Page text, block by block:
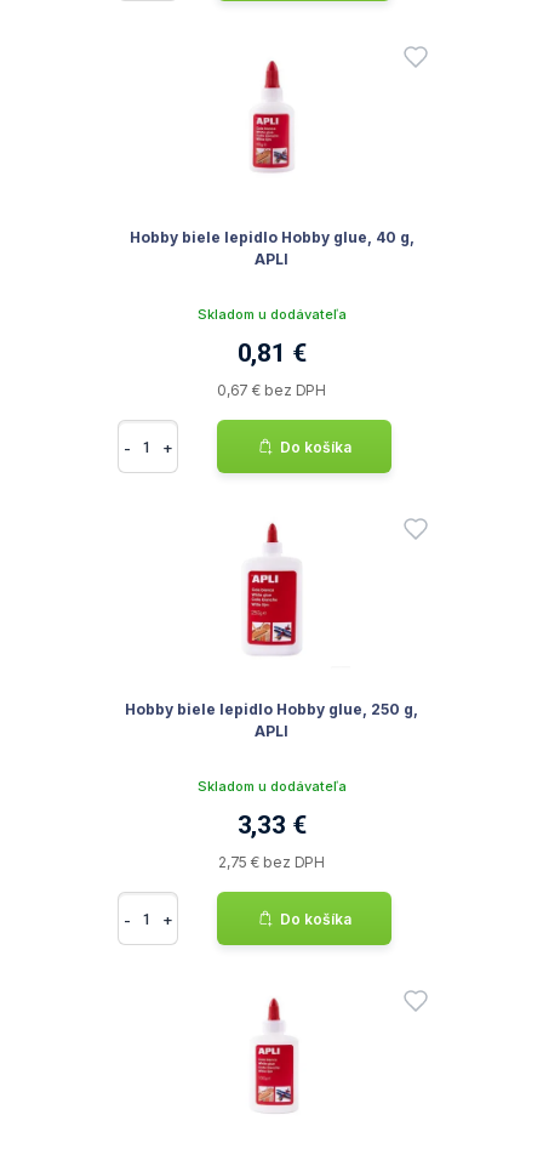
Hobby biele lepidlo Hobby glue, 40 g,
APLI
Skladom u dodávateľa
0,81 €
0,67 € bez DPH
- + Do košíka
Hobby biele lepidlo Hobby glue, 250 g,
APLI
Skladom u dodávateľa
3,33 €
2,75 € bez DPH
- + Do košíka